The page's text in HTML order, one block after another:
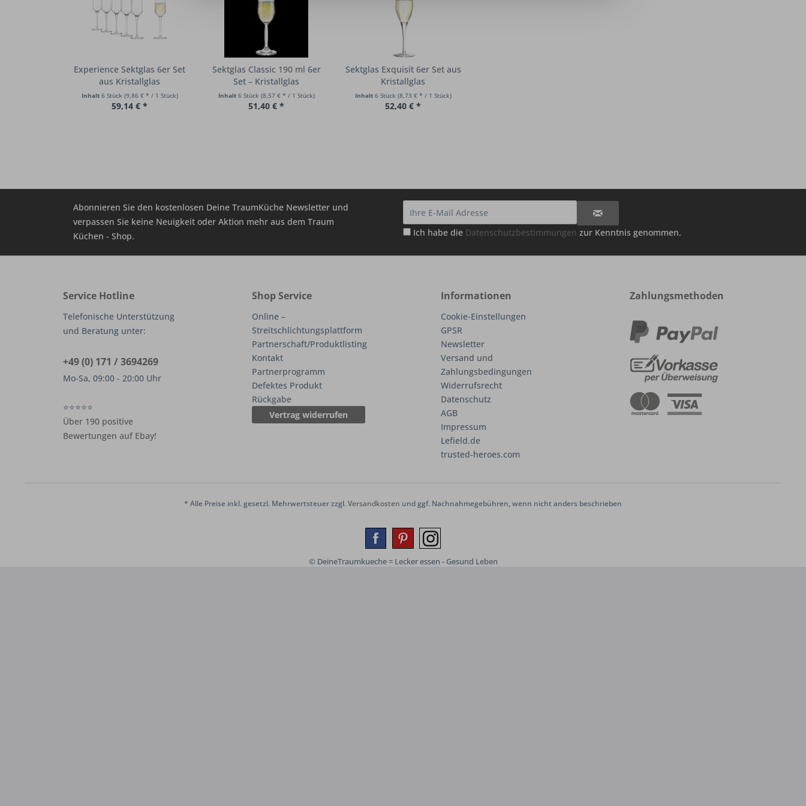
Experience Sektglas 6er Set
aus Kristallglas
Inhalt 6 Stück (9,86 € * / 1 Stück)
59,14 € *
Sektglas Classic 190 ml 6er
Set – Kristallglas
Inhalt 6 Stück (8,57 € * / 1 Stück)
51,40 € *
Sektglas Exquisit 6er Set aus
Kristallglas
Inhalt 6 Stück (8,73 € * / 1 Stück)
52,40 € *
Abonnieren Sie den kostenlosen Deine TraumKüche Newsletter und
verpassen Sie keine Neuigkeit oder Aktion mehr aus dem Traum
Küchen - Shop.
Ich habe die Datenschutzbestimmungen zur Kenntnis genommen.
Service Hotline
Telefonische Unterstützung
und Beratung unter:
+49 (0) 171 / 3694269
Mo-Sa, 09:00 - 20:00 Uhr
⭐⭐⭐⭐⭐
Über 190 positive
Bewertungen auf Ebay!
Shop Service
Online –
Streitschlichtungsplattform
Partnerschaft/Produktlisting
Kontakt
Partnerprogramm
Defektes Produkt
Rückgabe
Vertrag widerrufen
Informationen
Cookie-Einstellungen
GPSR
Newsletter
Versand und
Zahlungsbedingungen
Widerrufsrecht
Datenschutz
AGB
Impressum
Lefield.de
trusted-heroes.com
Zahlungsmethoden
* Alle Preise inkl. gesetzl. Mehrwertsteuer zzgl.Versandkosten und ggf. Nachnahmegebühren, wenn nicht anders beschrieben
© DeineTraumkueche = Lecker essen - Gesund Leben